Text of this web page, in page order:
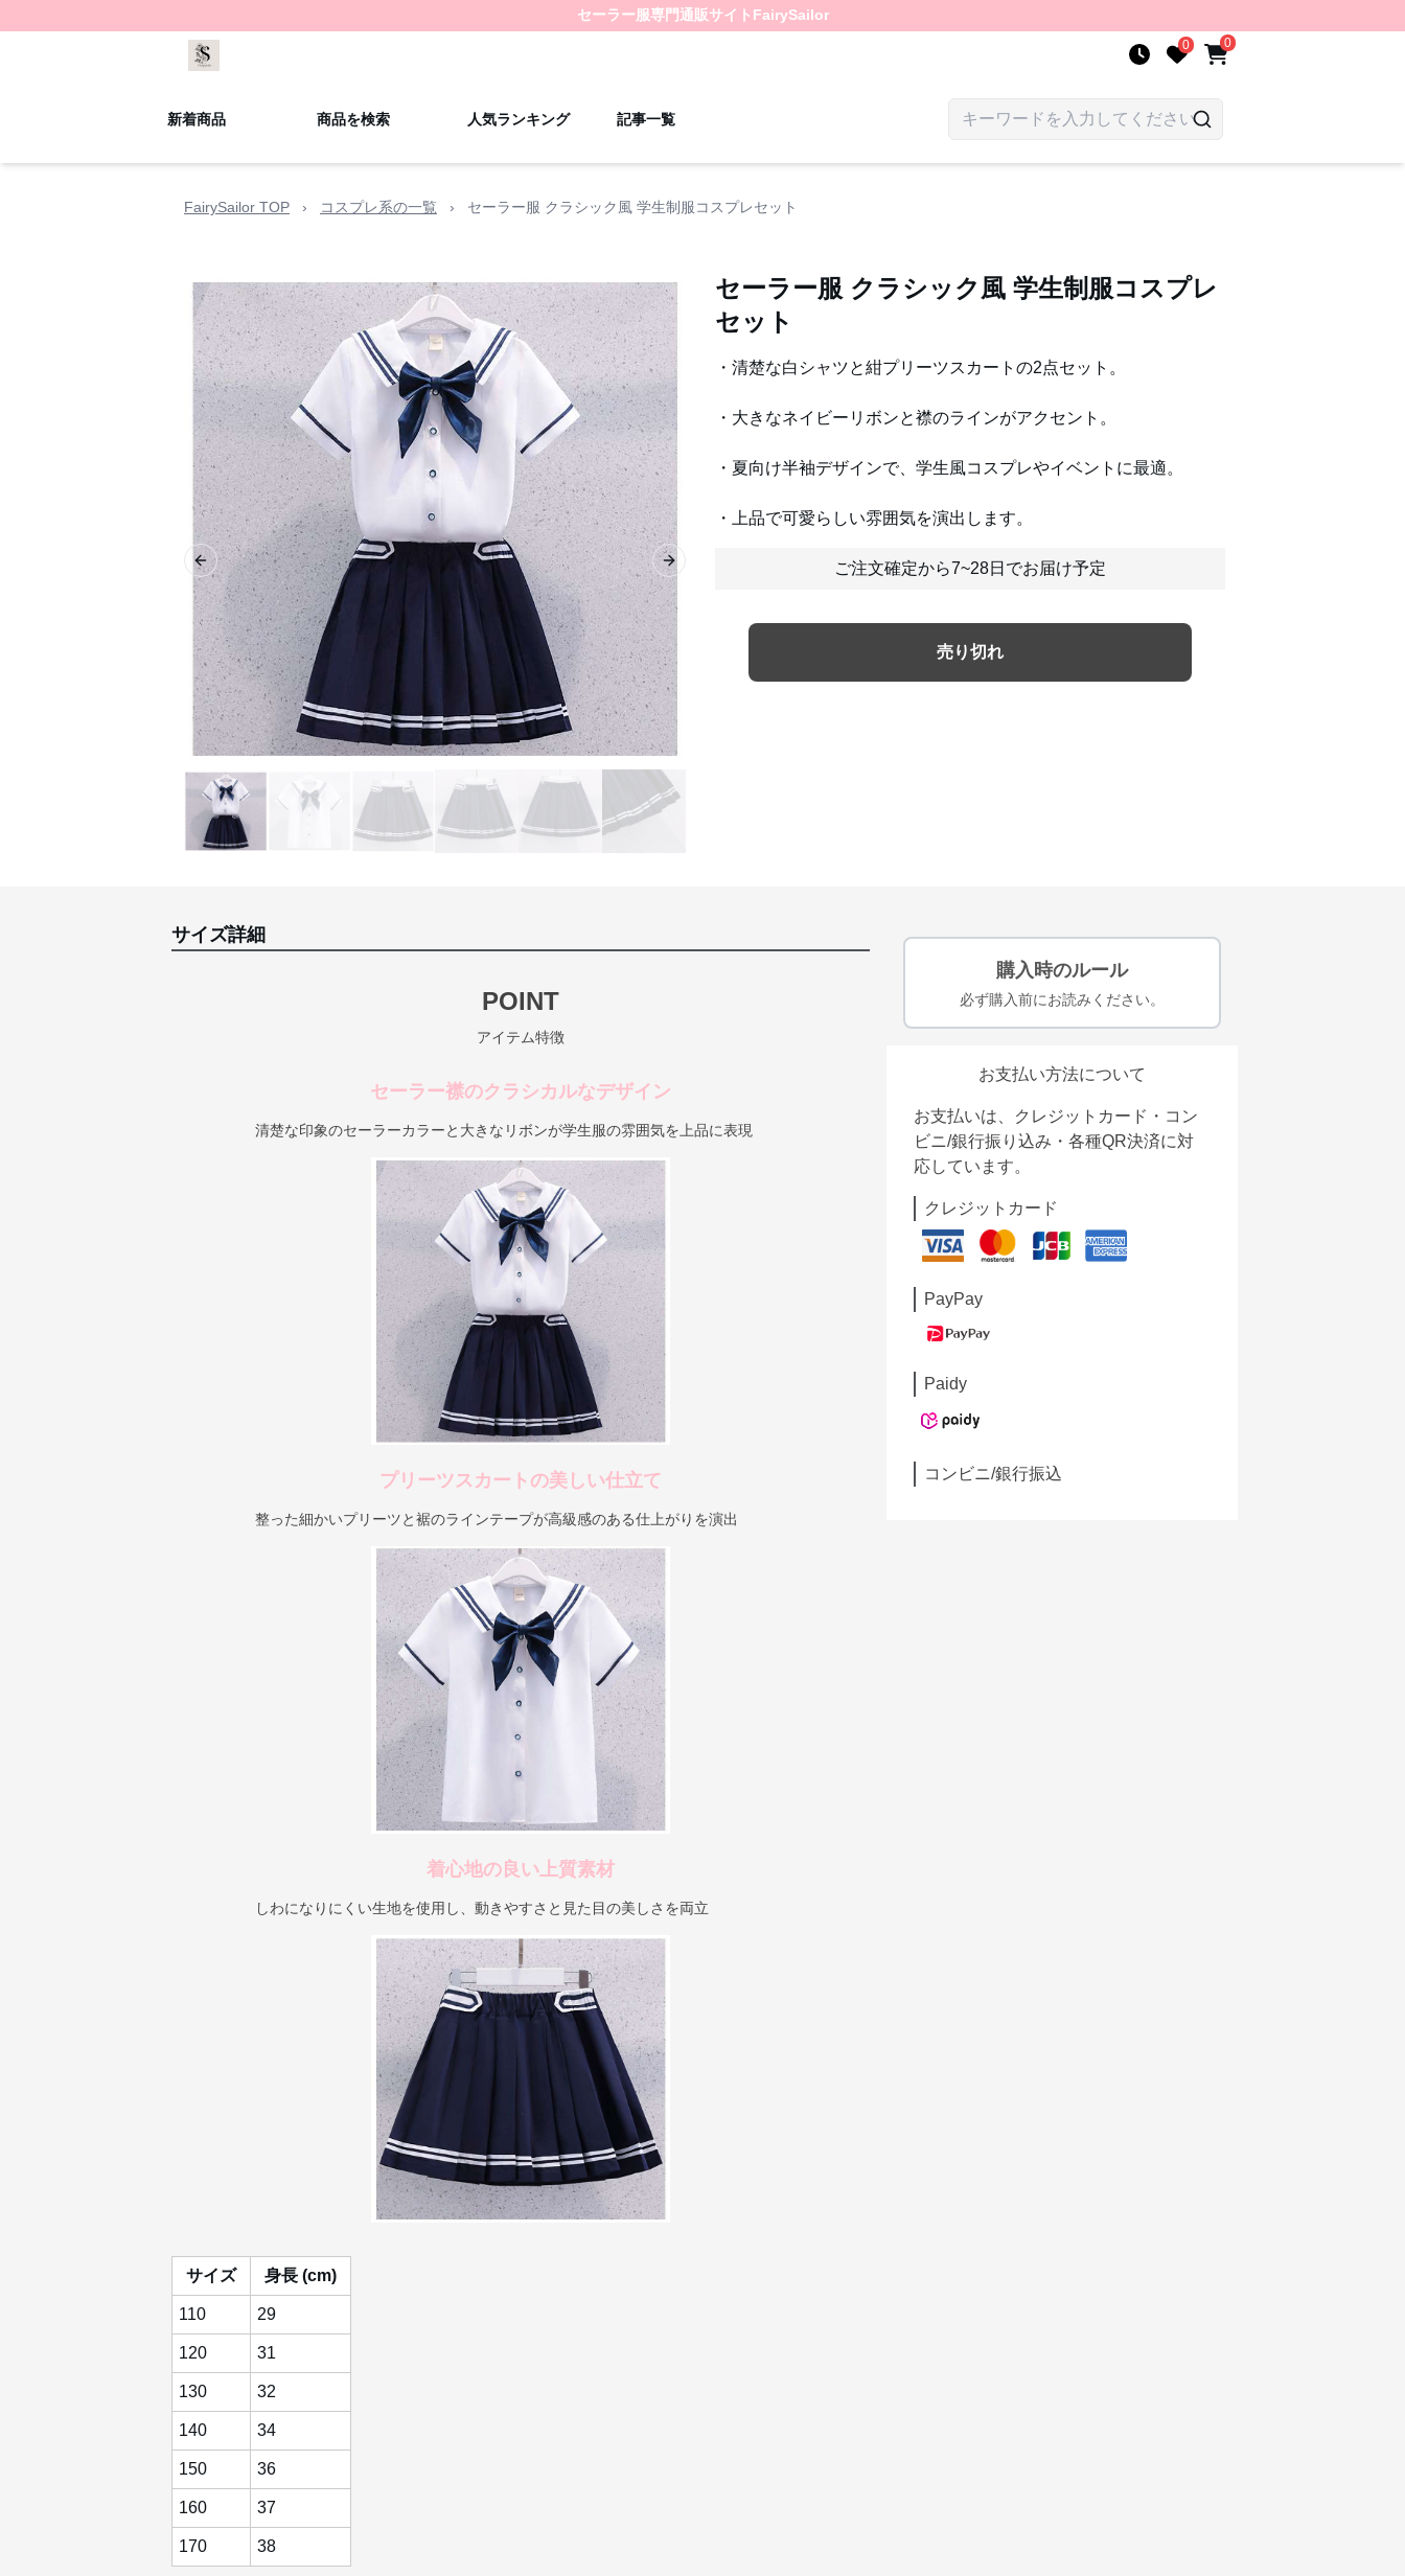
セーラー服専門通販サイト FairySailor
0 0
新着商品 商品を検索 人気ランキング 記事一覧
FairySailor TOP › コスプレ系の一覧 › セーラー服 クラシック風 学生制服コスプレセット
Previous slide Next slide
セーラー服 クラシック風 学生制服コスプレ
セット
・清楚な白シャツと紺プリーツスカートの2点セット。
・大きなネイビーリボンと襟のラインがアクセント。
・夏向け半袖デザインで、学生風コスプレやイベントに最適。
・上品で可愛らしい雰囲気を演出します。
ご注文確定から7~28日でお届け予定
売り切れ
サイズ詳細
POINT
アイテム特徴
セーラー襟のクラシカルなデザイン
清楚な印象のセーラーカラーと大きなリボンが学生服の雰囲気を上品に表現
プリーツスカートの美しい仕立て
整った細かいプリーツと裾のラインテープが高級感のある仕上がりを演出
着心地の良い上質素材
しわになりにくい生地を使用し、動きやすさと見た目の美しさを両立
サイズ 身長 (cm)
110 29
120 31
130 32
140 34
150 36
160 37
170 38
購入時のルール
必ず購入前にお読みください。
お支払い方法について
お支払いは、クレジットカード・コン
ビニ/銀行振り込み・各種QR決済に対
応しています。
クレジットカード
PayPay
Paidy
コンビニ/銀行振込